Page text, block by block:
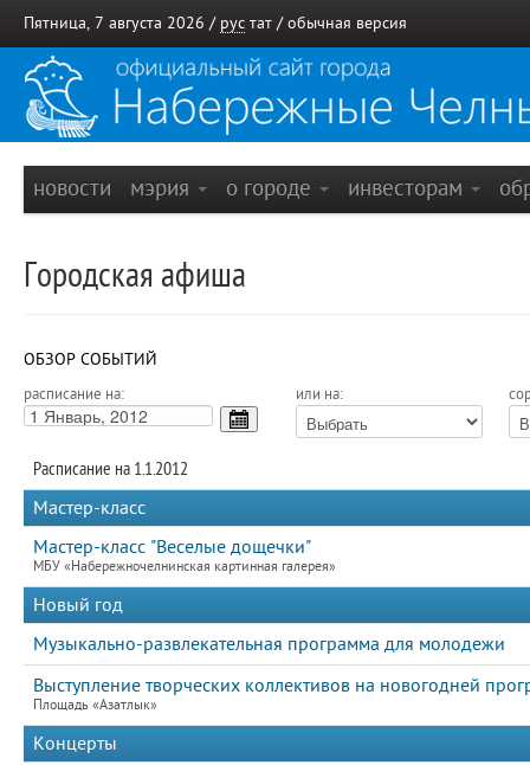
Пятница, 7 августа 2026 / рус тат / обычная версия
новости мэрия о городе инвесторам
Городская афиша
ОБЗОР СОБЫТИЙ
расписание на: или на:
Расписание на 1.1.2012
Мастер-класс
Мастер-класс "Веселые дощечки"
МБУ «Набережночелнинская картинная галерея»
Новый год
Музыкально-развлекательная программа для молодежи
Выступление творческих коллективов на новогодней
Площадь «Азатлык»
Концерты